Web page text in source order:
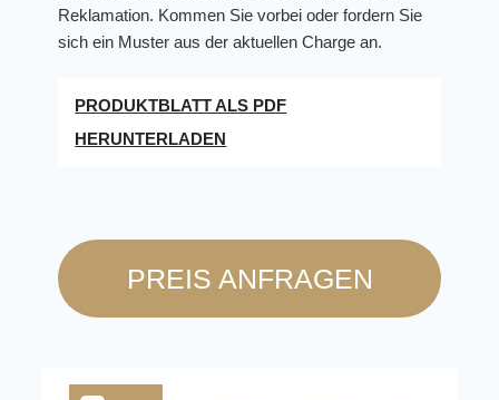
Reklamation. Kommen Sie vorbei oder fordern Sie
sich ein Muster aus der aktuellen Charge an.
PRODUKTBLATT ALS PDF
HERUNTERLADEN
PREIS ANFRAGEN